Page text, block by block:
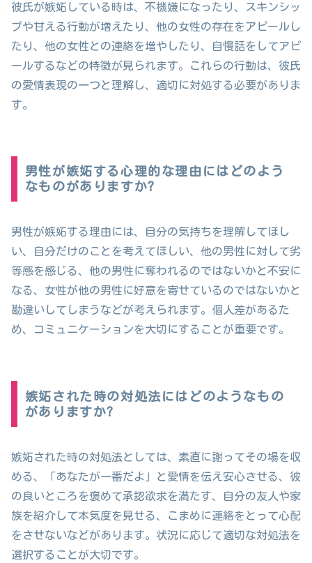
彼氏が嫉妬している時は、不機嫌になったり、スキンシッ
プや甘える行動が増えたり、他の女性の存在をアピールし
たり、他の女性との連絡を増やしたり、自慢話をしてアピ
ールするなどの特徴が見られます。これらの行動は、彼氏
の愛情表現の一つと理解し、適切に対処する必要がありま
す。
男性が嫉妬する心理的な理由にはどのよう
なものがありますか?
男性が嫉妬する理由には、自分の気持ちを理解してほし
い、自分だけのことを考えてほしい、他の男性に対して劣
等感を感じる、他の男性に奪われるのではないかと不安に
なる、女性が他の男性に好意を寄せているのではないかと
勘違いしてしまうなどが考えられます。個人差があるた
め、コミュニケーションを大切にすることが重要です。
嫉妬された時の対処法にはどのようなもの
がありますか?
嫉妬された時の対処法としては、素直に謝ってその場を収
める、「あなたが一番だよ」と愛情を伝え安心させる、彼
の良いところを褒めて承認欲求を満たす、自分の友人や家
族を紹介して本気度を見せる、こまめに連絡をとって心配
をさせないなどがあります。状況に応じて適切な対処法を
選択することが大切です。